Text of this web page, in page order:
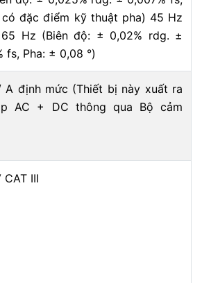
có đặc điểm kỹ thuật pha) 45 Hz
Hz (Biên độ: ± 0,02% rdg. ±
fs, Pha: ± 0,08 °)
A định mức (Thiết bị này xuất ra
AC + DC thông qua Bộ cảm
CAT III